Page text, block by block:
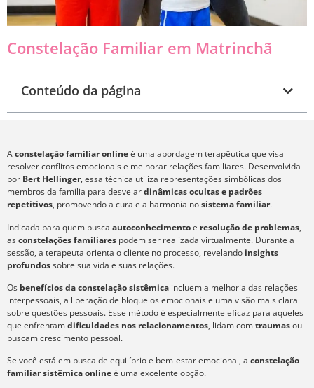
Constelação Familiar em Matrinchã
Conteúdo da página
Aconstelação familiar onlineé uma abordagem terapêutica que visa
resolver conflitos emocionais e melhorar relações familiares. Desenvolvida
por Bert Hellinger, essa técnica utiliza representações simbólicas dos
membros da família para desvelardinâmicas ocultas e padrões
repetitivos, promovendo a cura e a harmonia nosistema familiar.
Indicada para quem busca autoconhecimentoe resolução de problemas,
asconstelações familiares podem ser realizada virtualmente. Durante a
sessão, a terapeuta orienta o cliente no processo, revelando insights
profundossobre sua vida e suas relações.
Os benefícios da constelação sistêmica incluem a melhoria das relações
interpessoais, a liberação de bloqueios emocionais e uma visão mais clara
sobre questões pessoais. Esse método é especialmente eficaz para aqueles
que enfrentamdificuldades nos relacionamentos, lidam comtraumasou
buscam crescimento pessoal.
Se você está em busca de equilíbrio e bem-estar emocional, a constelação
familiar sistêmica onlineé uma excelente opção.